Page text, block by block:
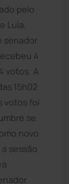
pelo
Lula.
senador
4
votos. A
15h02
votos foi
se
novo
sessão